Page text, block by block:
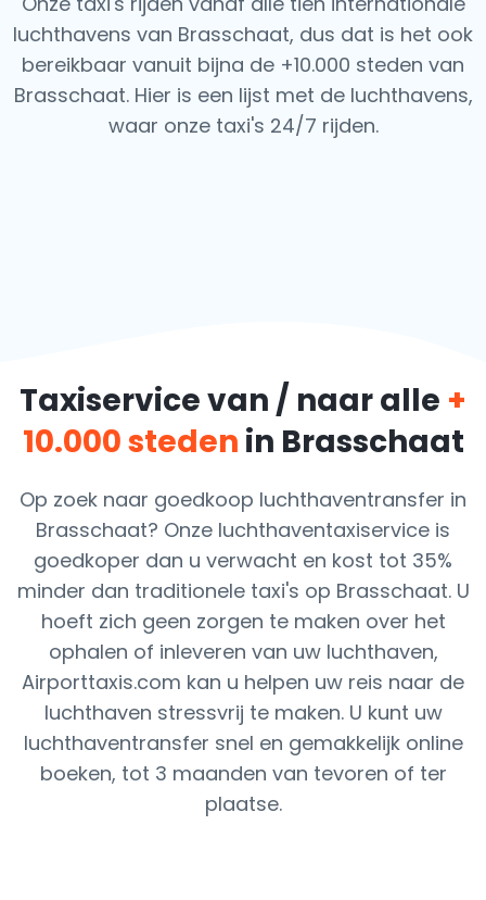
luchthavens van Brasschaat, dus dat is het ook
bereikbaar vanuit bijna de +10.000 steden van
Brasschaat. Hier is een lijst met de luchthavens,
waar onze taxi's 24/7 rijden.
Taxiservice van / naar alle +
10.000 steden in Brasschaat
Op zoek naar goedkoop luchthaventransfer in
Brasschaat? Onze luchthaventaxiservice is
goedkoper dan u verwacht en kost tot 35%
minder dan traditionele taxi's op Brasschaat. U
hoeft zich geen zorgen te maken over het
ophalen of inleveren van uw luchthaven,
Airporttaxis.com kan u helpen uw reis naar de
luchthaven stressvrij te maken. U kunt uw
luchthaventransfer snel en gemakkelijk online
boeken, tot 3 maanden van tevoren of ter
plaatse.